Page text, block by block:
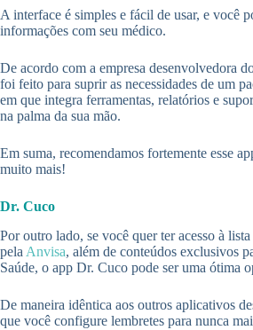
A interface é simples e fácil de usar, e você
informações com seu médico.
De acordo com a empresa desenvolvedora
foi feito para suprir as necessidades de um
em que integra ferramentas, relatórios e
na palma da sua mão.
Em suma, recomendamos fortemente esse
muito mais!
Dr. Cuco
Por outro lado, se você quer ter acesso à
pela Anvisa, além de conteúdos exclusivos
Saúde, o app Dr. Cuco pode ser uma ótima
De maneira idêntica aos outros aplicativos
que você configure lembretes para nunca